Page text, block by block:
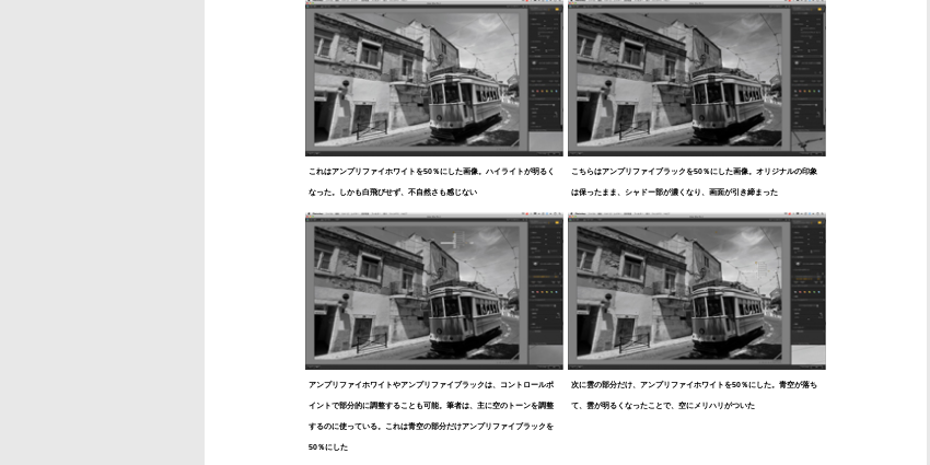
これはアンプリファイホワイトを50％にした画像。ハイライトが明るく
なった。しかも白飛びせず、不自然さも感じない
こちらはアンプリファイブラックを50％にした画像。オリジナルの印象
は保ったまま、シャドー部が濃くなり、画面が引き締まった
アンプリファイホワイトやアンプリファイブラックは、コントロールポ
イントで部分的に調整することも可能。筆者は、主に空のトーンを調整
するのに使っている。これは青空の部分だけアンプリファイブラックを
50％にした
次に雲の部分だけ、アンプリファイホワイトを50％にした。青空が落ち
て、雲が明るくなったことで、空にメリハリがついた